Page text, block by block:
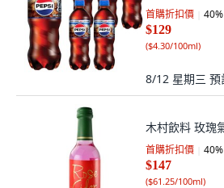
首購折扣價 40%
$129
($4.30/100ml)
8/12 星期三 預
木村飲料 玫瑰
首購折扣價 40%
$147
($61.25/100ml)